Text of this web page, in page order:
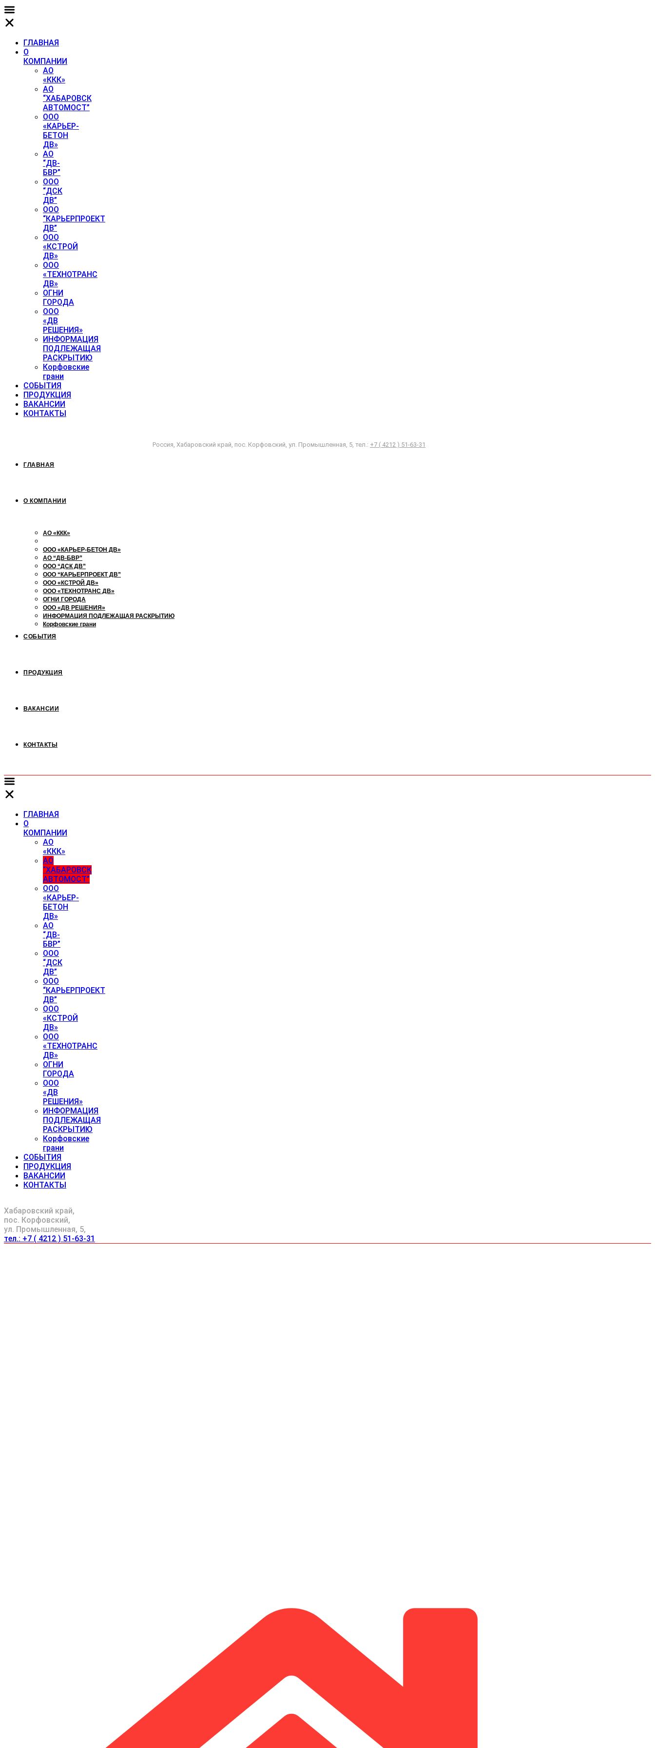
Перейти
к
содержимому
ГЛАВНАЯ
О
КОМПАНИИ
АО
«ККК»
АО
“ХАБАРОВСК
АВТОМОСТ”
ООО
«КАРЬЕР-
БЕТОН
ДВ»
АО
“ДВ-
БВР”
ООО
“ДСК
ДВ”
ООО
“КАРЬЕРПРОЕКТ
ДВ”
ООО
«КСТРОЙ
ДВ»
ООО
«ТЕХНОТРАНС
ДВ»
ОГНИ
ГОРОДА
ООО
«ДВ
РЕШЕНИЯ»
ИНФОРМАЦИЯ
ПОДЛЕЖАЩАЯ
РАСКРЫТИЮ
Корфовские
грани
СОБЫТИЯ
ПРОДУКЦИЯ
ВАКАНСИИ
КОНТАКТЫ
Россия, Хабаровский край, пос. Корфовский, ул. Промышленная, 5, тел.: +7 ( 4212 ) 51-63-31
ГЛАВНАЯ
О КОМПАНИИ
АО «ККК»
ООО «КАРЬЕР-БЕТОН ДВ»
АО “ДВ-БВР”
ООО “ДСК ДВ”
ООО “КАРЬЕРПРОЕКТ ДВ”
ООО «КСТРОЙ ДВ»
ООО «ТЕХНОТРАНС ДВ»
ОГНИ ГОРОДА
ООО «ДВ РЕШЕНИЯ»
ИНФОРМАЦИЯ ПОДЛЕЖАЩАЯ РАСКРЫТИЮ
Корфовские грани
СОБЫТИЯ
ПРОДУКЦИЯ
ВАКАНСИИ
КОНТАКТЫ
ГЛАВНАЯ
О
КОМПАНИИ
АО
«ККК»
АО
“ХАБАРОВСК
АВТОМОСТ”
ООО
«КАРЬЕР-
БЕТОН
ДВ»
АО
“ДВ-
БВР”
ООО
“ДСК
ДВ”
ООО
“КАРЬЕРПРОЕКТ
ДВ”
ООО
«КСТРОЙ
ДВ»
ООО
«ТЕХНОТРАНС
ДВ»
ОГНИ
ГОРОДА
ООО
«ДВ
РЕШЕНИЯ»
ИНФОРМАЦИЯ
ПОДЛЕЖАЩАЯ
РАСКРЫТИЮ
Корфовские
грани
СОБЫТИЯ
ПРОДУКЦИЯ
ВАКАНСИИ
КОНТАКТЫ
Хабаровский край,
пос. Корфовский,
ул. Промышленная, 5,
тел.: +7 ( 4212 ) 51-63-31
АО "ХАБАРОВСК АВТОМОСТ"